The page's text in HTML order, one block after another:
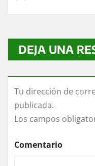
DEJA UNA
Tu dirección de
publicada.
Los campos
Comentario